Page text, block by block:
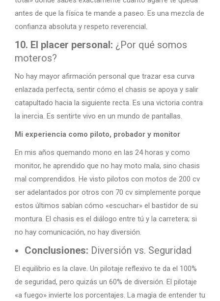
antes de que la física te mande a paseo. Es una mezcla de
confianza absoluta y respeto reverencial.
10. El placer personal: ¿Por qué somos
moteros?
No hay mayor afirmación personal que trazar esa curva
enlazada perfecta, sentir cómo el chasis se apoya y salir
catapultado hacia la siguiente recta. Es una victoria contra
la inercia. Es sentirte vivo en un mundo de pantallas.
Mi experiencia como piloto, probador y monitor
En mis años quemando mono en las 24 horas y como
monitor, he aprendido que no hay moto mala, sino chasis
mal comprendidos. He visto pilotos con motos de 200 cv
ser adelantados por otros con 70 cv simplemente porque
estos últimos sabían cómo «escuchar» el bastidor de su
montura. El chasis es el diálogo entre tú y la carretera; si
no hay comunicación, no hay diversión.
Conclusiones: Diversión vs. Seguridad
El equilibrio es la clave. Un pilotaje reflexivo te da el 100%
de seguridad, pero quizás un 60% de diversión. El pilotaje
«a fuego» invierte los porcentajes. La magia de entender tu